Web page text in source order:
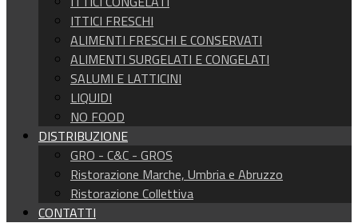
ITTICI FRESCHI
ALIMENTI FRESCHI E CONSERVATI
ALIMENTI SURGELATI E CONGELATI
SALUMI E LATTICINI
LIQUIDI
NO FOOD
DISTRIBUZIONE
GRO - C&C - GROS
Ristorazione Marche, Umbria e Abruzzo
Ristorazione Collettiva
CONTATTI